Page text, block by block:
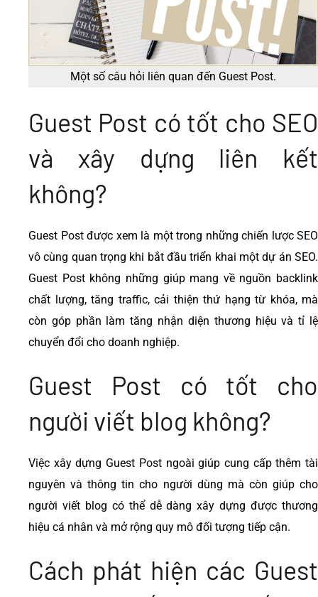
Một số câu hỏi liên quan đến Guest Post.
Guest Post có tốt cho SEO
và xây dựng liên kết
không?
Guest Post được xem là một trong những chiến lược SEO
vô cùng quan trọng khi bắt đầu triển khai một dự án SEO.
Guest Post không những giúp mang về nguồn backlink
chất lượng, tăng traffic, cải thiện thứ hạng từ khóa, mà
còn góp phần làm tăng nhận diện thương hiệu và tỉ lệ
chuyển đổi cho doanh nghiệp.
Guest Post có tốt cho
người viết blog không?
Việc xây dựng Guest Post ngoài giúp cung cấp thêm tài
nguyên và thông tin cho người dùng mà còn giúp cho
người viết blog có thể dễ dàng xây dựng được thương
hiệu cá nhân và mở rộng quy mô đối tượng tiếp cận.
Cách phát hiện các Guest